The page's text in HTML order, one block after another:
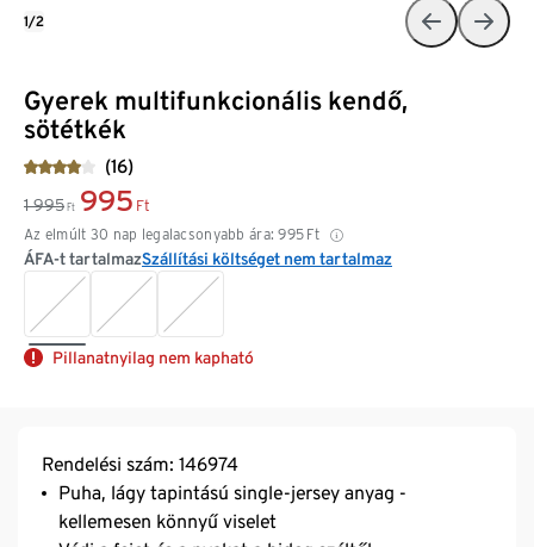
Gyerek multifunkcionális kendő,
sötétkék
(16)
1 995 Ft 995 Ft
Az elmúlt 30 nap legalacsonyabb ára: 995 Ft
ÁFA-t tartalmazSzállítási költséget nem tartalmaz
Pillanatnyilag nem kapható
1/2
Rendelési szám: 146974
Puha, lágy tapintású single-jersey anyag -
kellemesen könnyű viselet